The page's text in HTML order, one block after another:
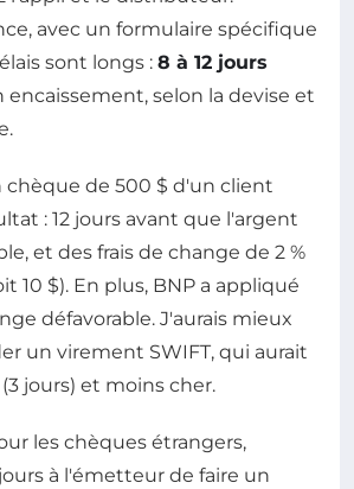
avec un formulaire spécifique
sont longs : 8 à 12 jours
encaissement, selon la devise et
chèque de 500 $ d'un client
: 12 jours avant que l'argent
et des frais de change de 2 %
10 $). En plus, BNP a appliqué
défavorable. J'aurais mieux
un virement SWIFT, qui aurait
jours) et moins cher.
les chèques étrangers,
à l'émetteur de faire un